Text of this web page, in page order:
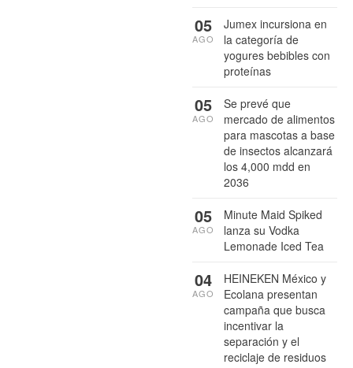
Jumex incursiona en
la categoría de
yogures bebibles con
proteínas
05
AGO
Se prevé que
mercado de alimentos
para mascotas a base
de insectos alcanzará
los 4,000 mdd en
2036
05
AGO
Minute Maid Spiked
lanza su Vodka
Lemonade Iced Tea
05
AGO
HEINEKEN México y
Ecolana presentan
campaña que busca
incentivar la
separación y el
reciclaje de residuos
04
AGO